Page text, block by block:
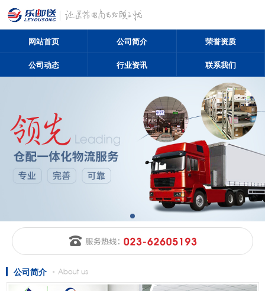
网站首页 公司简介 荣誉资质
公司动态 行业资讯 联系我们
公司简介